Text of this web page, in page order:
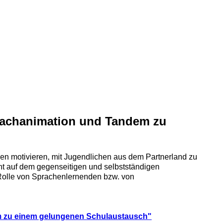
und Tandem zu
motivieren, mit Jugendlichen aus dem Partnerland zu
auf dem gegenseitigen und selbstständigen
von Sprachenlernenden bzw. von
einem gelungenen Schulaustausch"